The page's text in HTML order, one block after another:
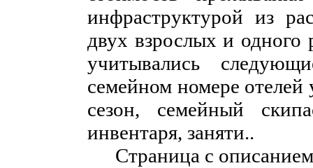
инфраструктурой из
двух взрослых и одного
учитывались
семейном номере
сезон, семейный
инвентаря, заняти..
Страница с